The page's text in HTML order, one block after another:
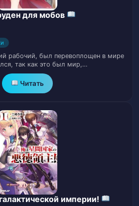
столица и
и Резиденция Виконта
и Несовершенный
и Изменения
и Завершение
для мобов
рабочий, был перевоплощен в мире
так как это был мир,…
Читать
империи!